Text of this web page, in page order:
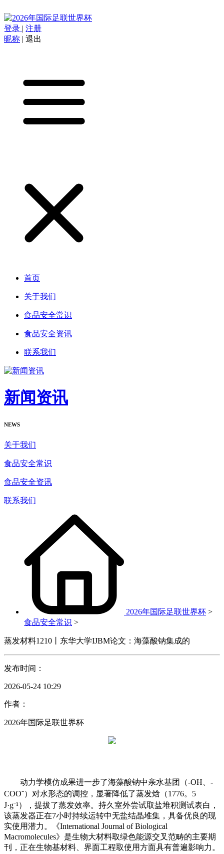
登录 | 注册
昵称 | 退出
首页
关于我们
食品安全常识
食品安全资讯
联系我们
新闻资讯
NEWS
关于我们
食品安全常识
食品安全资讯
联系我们
2026年国际足联世界杯 >
食品安全常识 >
蒸发材料1210丨东华大学IJBM论文：海藻酸钠集成的
发布时间：
2026-05-24 10:29
作者：
2026年国际足联世界杯
动力学模仿成果进一步了海藻酸钠中亲水基团（-OH、-
COO⁻）对水形态的调控，显著降低了蒸发焓（1776。5
J·g⁻¹），提拔了蒸发效率。持久室外尝试取盐堆积测试表白，
该蒸发器正在7小时持续运转中无盐结晶堆集，具备优良的现
实使用潜力。《International Journal of Biological
Macromolecules》是生物大材料取绿色能源交叉范畴的主要期
刊，正在生物基材料、界面工程取使用方面具有普遍影响力。